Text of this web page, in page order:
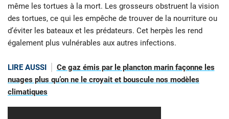
même les tortues à la mort. Les grosseurs obstruent la vision
des tortues, ce qui les empêche de trouver de la nourriture ou
d’éviter les bateaux et les prédateurs. Cet herpès les rend
également plus vulnérables aux autres infections.
LIRE AUSSI
Ce gaz émis par le plancton marin façonne les
nuages plus qu’on ne le croyait et bouscule nos modèles
climatiques